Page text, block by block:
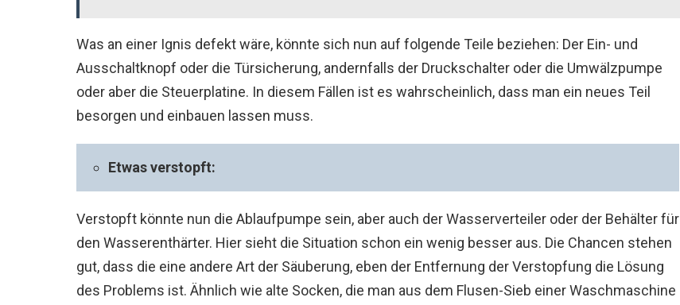
Was an einer Ignis defekt wäre, könnte sich nun auf folgende Teile beziehen: Der Ein- und
Ausschaltknopf oder die Türsicherung, andernfalls der Druckschalter oder die Umwälzpumpe
oder aber die Steuerplatine. In diesem Fällen ist es wahrscheinlich, dass man ein neues Teil
besorgen und einbauen lassen muss.
Etwas verstopft:
Verstopft könnte nun die Ablaufpumpe sein, aber auch der Wasserverteiler oder der Behälter für
den Wasserenthärter. Hier sieht die Situation schon ein wenig besser aus. Die Chancen stehen
gut, dass die eine andere Art der Säuberung, eben der Entfernung der Verstopfung die Lösung
des Problems ist. Ähnlich wie alte Socken, die man aus dem Flusen-Sieb einer Waschmaschine